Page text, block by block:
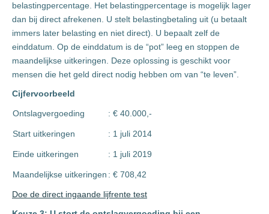
belastingpercentage. Het belastingpercentage is mogelijk lager
dan bij direct afrekenen. U stelt belastingbetaling uit (u betaalt
immers later belasting en niet direct). U bepaalt zelf de
einddatum. Op de einddatum is de “pot” leeg en stoppen de
maandelijkse uitkeringen. Deze oplossing is geschikt voor
mensen die het geld direct nodig hebben om van “te leven”.
Cijfervoorbeeld
Ontslagvergoeding : € 40.000,-
Start uitkeringen : 1 juli 2014
Einde uitkeringen : 1 juli 2019
Maandelijkse uitkeringen : € 708,42
Doe de direct ingaande lijfrente test